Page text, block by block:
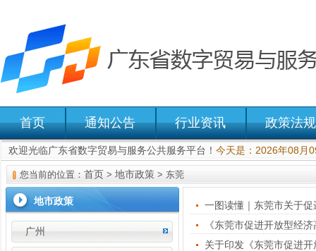
首页 通知公告 行业资讯 政策法规
欢迎光临广东省数字贸易与服务公共服务平台！ 今天是：2026年08月
您当前的位置： 首页 > 地市政策 > 东莞
地市政策
广州
一图读懂｜东莞市关于
《东莞市促进开放型经
关于印发《东莞市促进